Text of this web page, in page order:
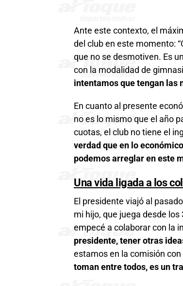
Ante este contexto, el
del club en este momento:
que no se desmotiven. Es
con la modalidad de
intentamos que tengan
En cuanto al presente
no es lo mismo que el año
cuotas, el club no tiene el
verdad que en lo
podemos arreglar en este
Una vida ligada a los
El presidente viajó al
mi hijo, que juega desde
empecé a colaborar con la
presidente, tener otras
estamos en la comisión
toman entre todos, es un